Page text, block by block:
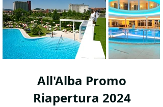
All'Alba Promo
Riapertura 2024